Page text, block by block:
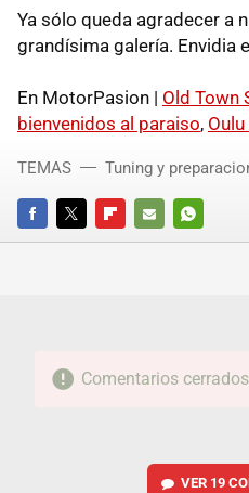
Ya sólo queda agradecer a
grandísima galería. Envidia
En MotorPasion | Old Town
bienvenidos al paraiso,
FACEBOOKTWITTERFLIPBOARD
E-
WHATSAPP
TEMAS Tuning y
Comentarios cerrados
VER 19